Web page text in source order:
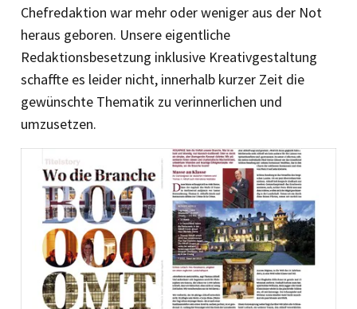
Chefredaktion war mehr oder weniger aus der Not
heraus geboren. Unsere eigentliche
Redaktionsbesetzung inklusive Kreativgestaltung
schaffte es leider nicht, innerhalb kurzer Zeit die
gewünschte Thematik zu verinnerlichen und
umzusetzen.